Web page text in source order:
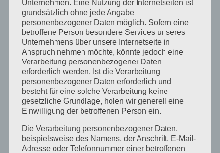
lassen solltet
Auch wir vom Fablab haben einen
extra Tisch, an dem ihr T-Shirts gestalten oder Leute
treffen könnt und freuen uns, wenn ihr mal
vorbeischaut. Falls ihr einen Laptop dabei habt, bringt
euch am besten noch ein Verlängerungskabel und ein
LAN-Kabel mit, damit ihr sicher Anschluss habt.
Wir freuen uns, euch bei der GPN zu sehen!
Vonbarbara | Mai 26th, 2016 | Aktuelles | Kommentare deaktiviert
GPN
Unternehmen. Eine Nutzung der Internetseiten ist
grundsätzlich ohne jede Angabe
personenbezogener Daten möglich. Sofern eine
betroffene Person besondere Services unseres
Unternehmens über unsere Internetseite in
Anspruch nehmen möchte, könnte jedoch eine
Verarbeitung personenbezogener Daten
erforderlich werden. Ist die Verarbeitung
personenbezogener Daten erforderlich und
besteht für eine solche Verarbeitung keine
gesetzliche Grundlage, holen wir generell eine
Einwilligung der betroffenen Person ein.
Die Verarbeitung personenbezogener Daten,
beispielsweise des Namens, der Anschrift, E-Mail-
Adresse oder Telefonnummer einer betroffenen